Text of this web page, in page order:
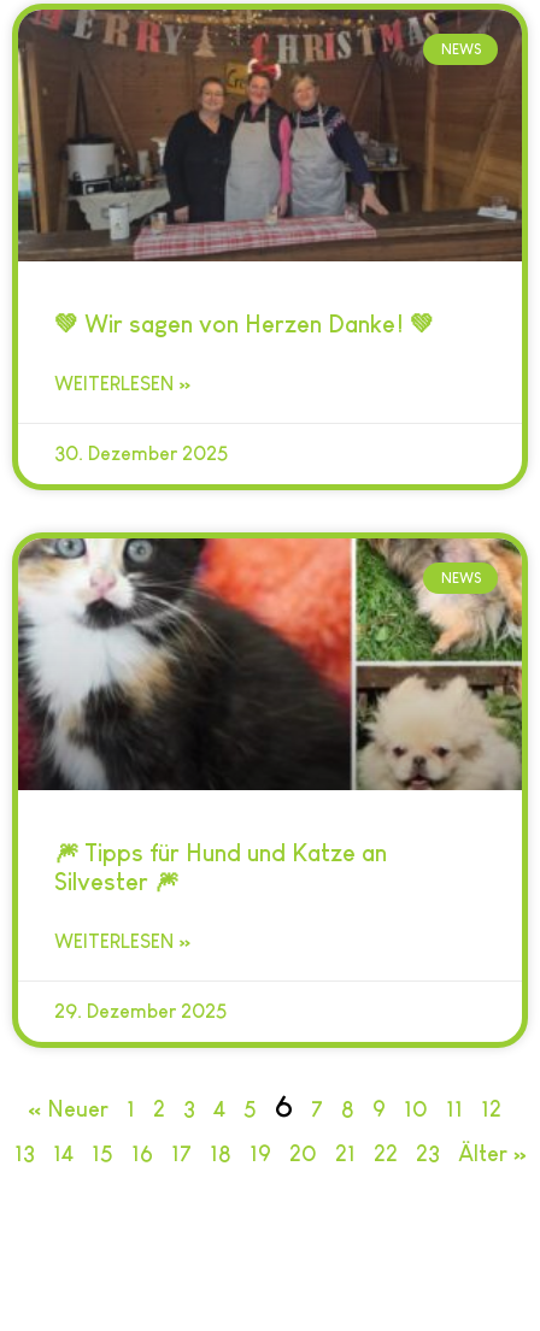
NEWS
💚 Wir sagen von Herzen Danke! 💚
WEITERLESEN »
30. Dezember 2025
NEWS
🎆 Tipps für Hund und Katze an
Silvester 🎆
WEITERLESEN »
29. Dezember 2025
« Neuer 1 2 3 4 5 6 7 8 9 10 11
12
13
14 15 16 17 18 19 20 21 22 23 Älter »